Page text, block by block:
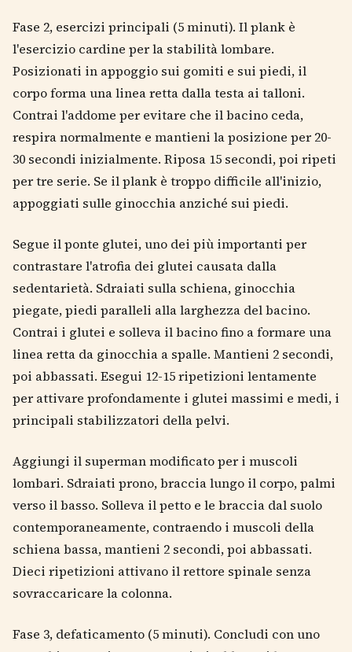
Fase 2, esercizi principali (5 minuti). Il plank è
l'esercizio cardine per la stabilità lombare.
Posizionati in appoggio sui gomiti e sui piedi, il
corpo forma una linea retta dalla testa ai talloni.
Contrai l'addome per evitare che il bacino ceda,
respira normalmente e mantieni la posizione per 20-
30 secondi inizialmente. Riposa 15 secondi, poi ripeti
per tre serie. Se il plank è troppo difficile all'inizio,
appoggiati sulle ginocchia anziché sui piedi.
Segue il ponte glutei, uno dei più importanti per
contrastare l'atrofia dei glutei causata dalla
sedentarietà. Sdraiati sulla schiena, ginocchia
piegate, piedi paralleli alla larghezza del bacino.
Contrai i glutei e solleva il bacino fino a formare una
linea retta da ginocchia a spalle. Mantieni 2 secondi,
poi abbassati. Esegui 12-15 ripetizioni lentamente
per attivare profondamente i glutei massimi e medi, i
principali stabilizzatori della pelvi.
Aggiungi il superman modificato per i muscoli
lombari. Sdraiati prono, braccia lungo il corpo, palmi
verso il basso. Solleva il petto e le braccia dal suolo
contemporaneamente, contraendo i muscoli della
schiena bassa, mantieni 2 secondi, poi abbassati.
Dieci ripetizioni attivano il rettore spinale senza
sovraccaricare la colonna.
Fase 3, defaticamento (5 minuti). Concludi con uno